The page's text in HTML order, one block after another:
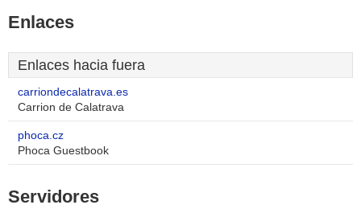
Enlaces
Enlaces hacia fuera
carriondecalatrava.es
Carrion de Calatrava
phoca.cz
Phoca Guestbook
Servidores